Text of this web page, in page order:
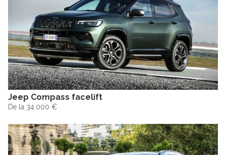
Jeep Compass facelift
De la 34.000 €